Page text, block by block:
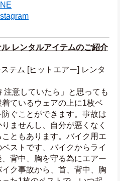
レンタルアイテムのご紹介
テム [ヒットエアー] レンタ
意していたら」と思っても
ているウェアの上に1枚ベ
ぐことができます。事故は
ませんし、自分が悪くなく
ともあります。バイク用エ
ストです、バイクからライ
背中、胸を守る為にエアー
ク事故から、首、背中、胸